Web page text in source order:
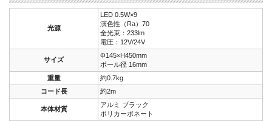
光源
LED 0.5W×9
演色性（Ra）70
全光束：233lm
電圧：12V/24V
サイズ
Φ145×H450mm
ポール径 16mm
重量
約0.7kg
コード長
約2m
本体材質
アルミ ブラック
ポリカーボネート